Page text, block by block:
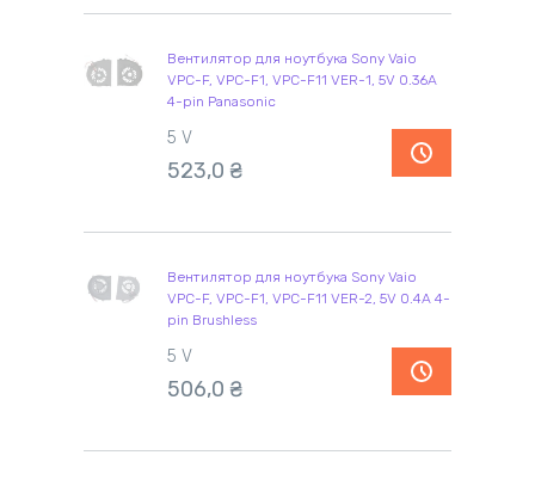
Вентилятор для ноутбука Sony Vaio
VPC-F, VPC-F1, VPC-F11 VER-1, 5V 0.36A
4-pin Panasonic
5 V
523,0 ₴
Вентилятор для ноутбука Sony Vaio
VPC-F, VPC-F1, VPC-F11 VER-2, 5V 0.4A 4-
pin Brushless
5 V
506,0 ₴